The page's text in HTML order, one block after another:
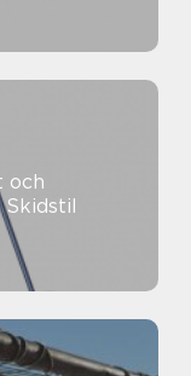
och
Skidstil